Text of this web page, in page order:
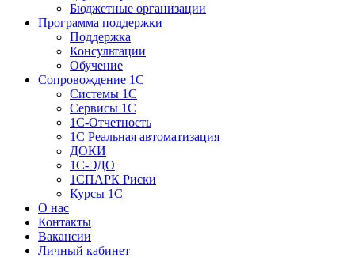
Бюджетные организации
Программа поддержки
Поддержка
Консультации
Обучение
Сопровождение 1С
Системы 1С
Сервисы 1С
1C-Отчетность
1С Реальная автоматизация
ДОКИ
1C-ЭДО
1СПАРК Риски
Курсы 1С
О нас
Контакты
Вакансии
Личный кабинет